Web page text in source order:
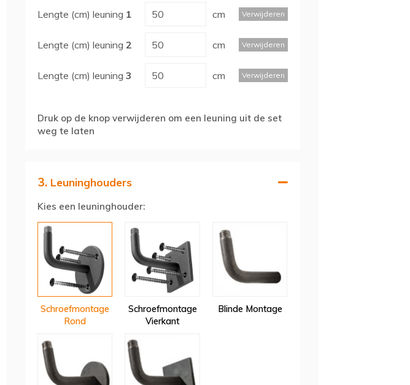
Lengte (cm) leuning 1 cm Verwijderen
Lengte (cm) leuning 2 cm Verwijderen
Lengte (cm) leuning 3 cm Verwijderen
Druk op de knop verwijderen om een leuning uit de set
weg te laten
3. Leuninghouders
Kies een leuninghouder:
Schroefmontage
Rond
Schroefmontage
Vierkant
Blinde Montage